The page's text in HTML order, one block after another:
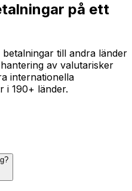
på ett
till andra länder
av valutarisker
internationella
i 190+ länder.